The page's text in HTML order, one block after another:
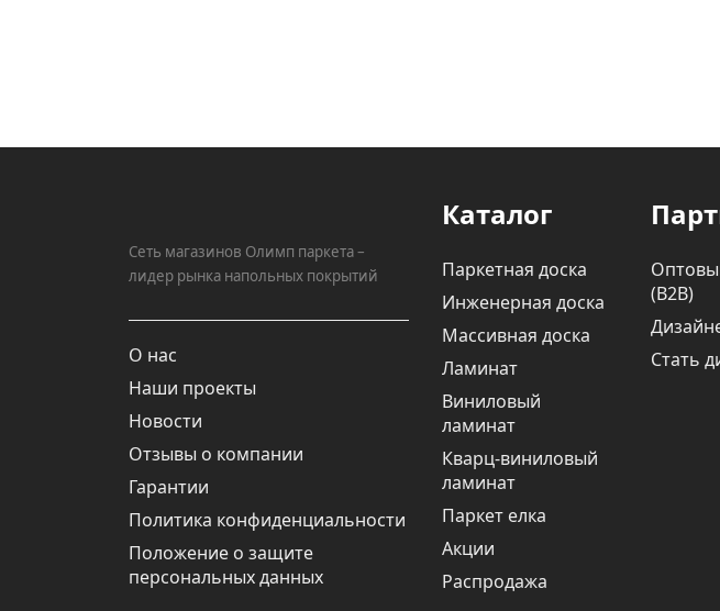
Сеть магазинов Олимп паркета –
лидер рынка напольных покрытий
О нас
Наши проекты
Новости
Отзывы о компании
Гарантии
Политика конфиденциальности
Положение о защите
персональных данных
Каталог
Паркетная доска
Инженерная доска
Массивная доска
Ламинат
Виниловый
ламинат
Кварц-виниловый
ламинат
Паркет елка
Акции
Распродажа
(В2В)
Стать